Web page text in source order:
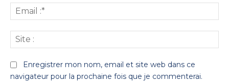
:*
:
Enregistrer mon nom, email et site web dans ce
navigateur pour la prochaine fois que je commenterai.